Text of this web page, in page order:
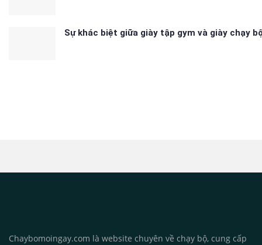
Sự khác biệt giữa giày tập gym và giày chạy
Chaybomoingay.com là website chuyên về chạy bộ, cung cấp